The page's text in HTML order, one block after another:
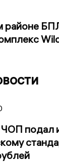
районе
подал